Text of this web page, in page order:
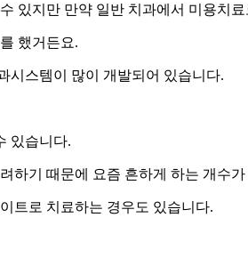
있지만 만약 일반 치과에서 미용치
했거든요.
시스템이 많이 개발되어 있습니다.
있습니다.
하기 때문에 요즘 흔하게 하는 개수
트로 치료하는 경우도 있습니다.